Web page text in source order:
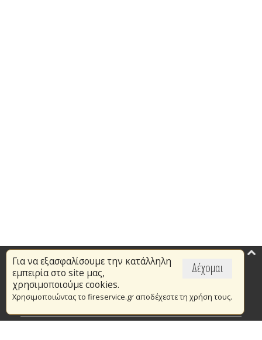
Δέχομαι
Για να εξασφαλίσουμε την κατάλληλη
εμπειρία στο site μας,
χρησιμοποιούμε cookies.
Χρησιμοποιώντας το fireservice.gr αποδέχεστε τη χρήση τους.
Επικαιρότητα
Το Πυροσβεστικό Σώμα